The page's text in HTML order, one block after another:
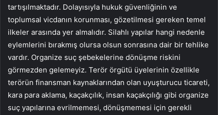
tartışılmaktadır. Dolayısıyla hukuk güvenliğinin ve
toplumsal vicdanın korunması, gözetilmesi gereken temel
ilkeler arasında yer almalıdır. Silahlı yapılar hangi nedenle
eylemlerini bırakmış olursa olsun sonrasına dair bir tehlike
vardır. Organize suç şebekelerine dönüşme riskini
görmezden gelemeyiz. Terör örgütü üyelerinin özellikle
terörün finansman kaynaklarından olan uyuşturucu ticareti,
kara para aklama, kaçakçılık, insan kaçakçılığı gibi organize
suç yapılarına evrilmemesi, dönüşmemesi için gerekli